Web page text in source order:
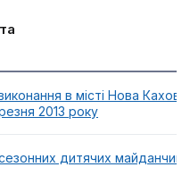
в місті Нова
2013 року
дитячих